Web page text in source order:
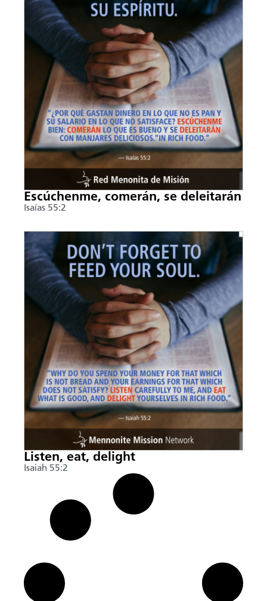
Escúchenme, comerán, se deleitarán
Isaías 55:2
Listen, eat, delight
Isaiah 55:2